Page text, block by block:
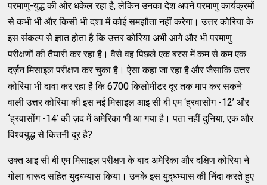
परमाणु-युद्ध की ओर धकेल रहा है, लेकिन उनका देश अपने परमाणु कार्यक्रमों
से कभी भी और किसी भी दशा में कोई समझौता नहीं करेगा। उत्तर कोरिया के
इस संकल्प से ज्ञात होता है कि उत्तर कोरिया अभी आगे और भी परमाणु
परीक्षणों की तैयारी कर रहा है। वैसे वह पिछले एक बरस में कम से कम एक
दर्ज़न मिसाइल परीक्षण कर चुका है। ऐसा कहा जा रहा है और जैसाकि उत्तर
कोरिया भी दावा कर रहा है कि 6700 किलोमीटर दूर तक माप कर सकने
वाली उत्तर कोरिया की इस नई मिसाइल आइ सी बी एम ‘ह्रवासोंग -12’ और
‘ह्रवासोंग -14’ की ज़द में अमेरिका भी आ गया है। पता नहीं दुनिया, एक और
विश्वयुद्ध से कितनी दूर है?
उक्त आइ सी बी एम मिसाइल परीक्षण के बाद अमेरिका और दक्षिण कोरिया ने
गोला बारूद सहित युद्ध्भ्यास किया। उनके इस युद्ध्भ्यास की निंदा करते हुए